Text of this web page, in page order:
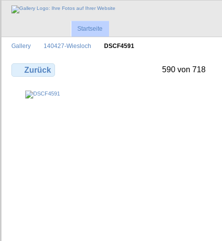
Startseite
Gallery 140427-Wiesloch DSCF4591
Zurück 590 von 718